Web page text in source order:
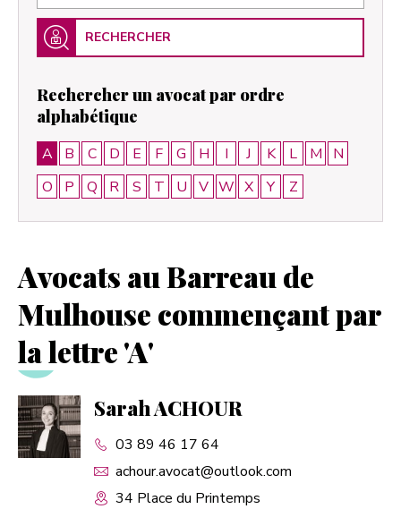
RECHERCHER
Rechercher un avocat par ordre
alphabétique
A B C D E F G H I J K L M
N
O
P Q R S T U V W X Y Z
Avocats au Barreau de
Mulhouse commençant par
la lettre 'A'
Sarah ACHOUR
03 89 46 17 64
achour.avocat@outlook.com
34 Place du Printemps